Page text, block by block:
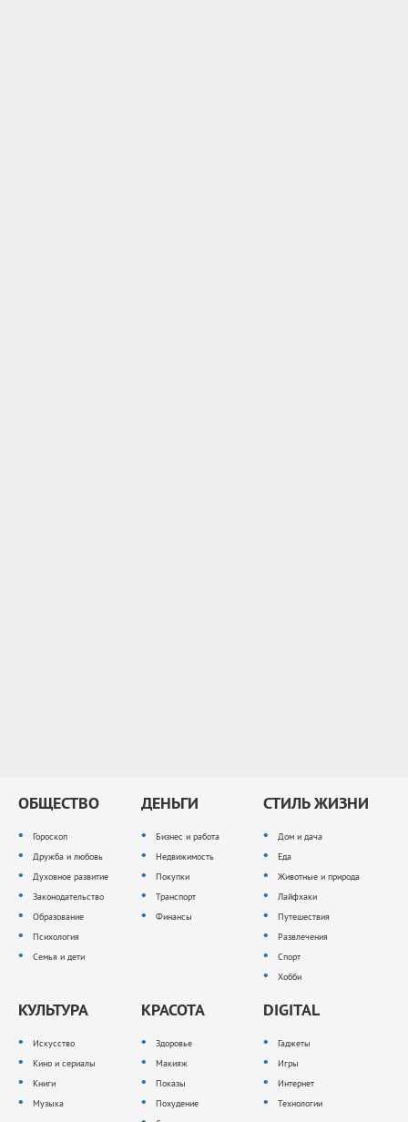
ОБЩЕСТВО
Гороскоп
Дружба и любовь
Духовное развитие
Законодательство
Образование
Психология
Семья и дети
ДЕНЬГИ
Бизнес и работа
Недвижимость
Покупки
Транспорт
Финансы
СТИЛЬ ЖИЗНИ
Дом и дача
Еда
Животные и природа
Лайфхаки
Путешествия
Развлечения
Спорт
Хобби
КУЛЬТУРА
Искусство
Кино и сериалы
Книги
Музыка
КРАСОТА
Здоровье
Макияж
Показы
Похудение
DIGITAL
Гаджеты
Игры
Интернет
Технологии